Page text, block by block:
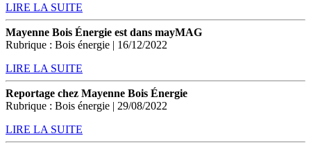
LIRE LA SUITE
Mayenne Bois Énergie est dans mayMAG
Rubrique : Bois énergie | 16/12/2022
LIRE LA SUITE
Reportage chez Mayenne Bois Énergie
Rubrique : Bois énergie | 29/08/2022
LIRE LA SUITE